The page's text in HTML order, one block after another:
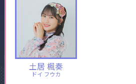
土居 楓奏
ドイ フウカ